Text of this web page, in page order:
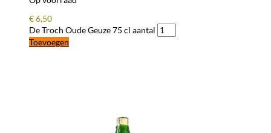
€6,50
De Troch Oude Geuze 75 cl aantal
Toevoegen